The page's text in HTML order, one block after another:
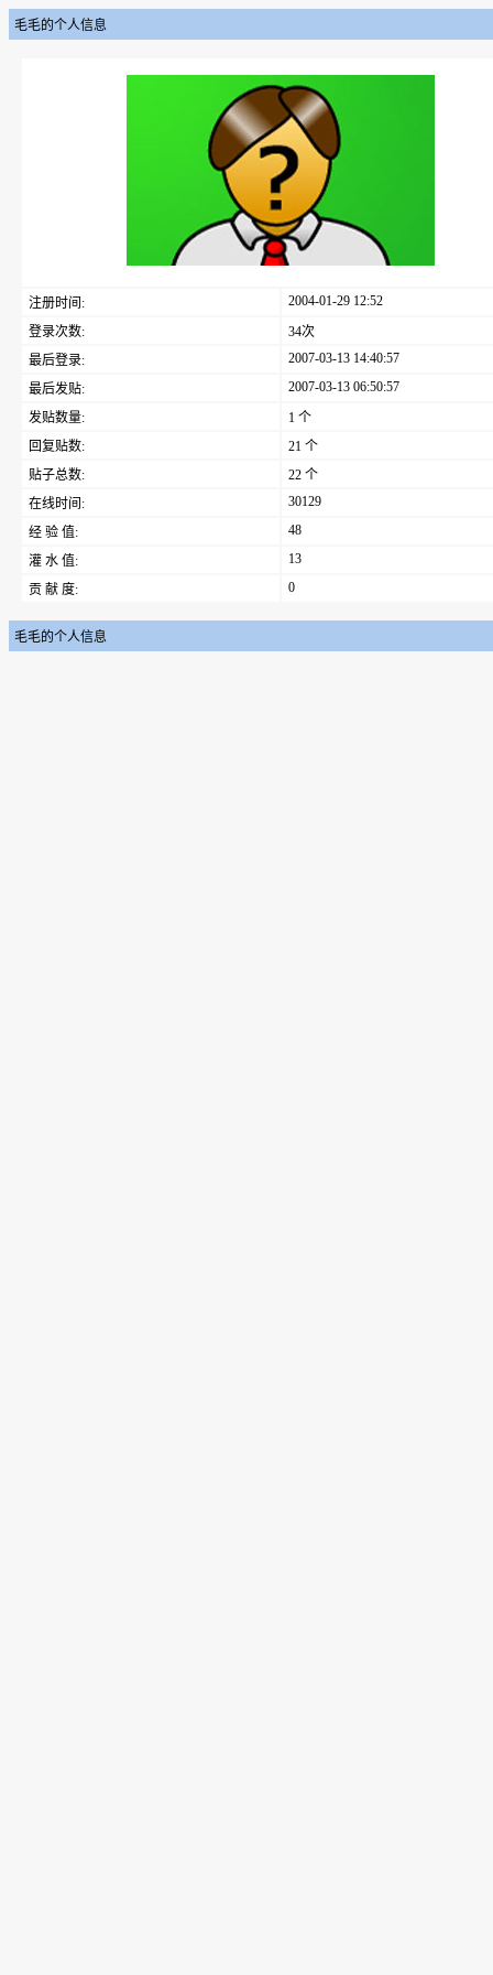
毛毛的个人信息
注册时间:
2004-01-29 12:52
登录次数:
34次
最后登录:
2007-03-13 14:40:57
最后发贴:
2007-03-13 06:50:57
发贴数量:
1 个
回复贴数:
21 个
贴子总数:
22 个
在线时间:
30129
经 验 值:
48
灌 水 值:
13
贡 献 度:
0
毛毛的个人信息